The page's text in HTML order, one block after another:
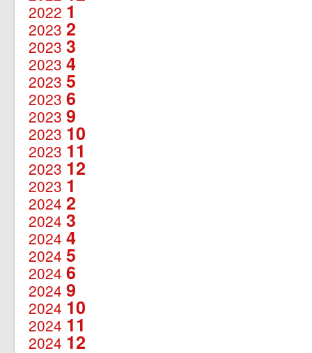
2022 1
2023 2
2023 3
2023 4
2023 5
2023 6
2023 9
2023 10
2023 11
2023 12
2023 1
2024 2
2024 3
2024 4
2024 5
2024 6
2024 9
2024 10
2024 11
2024 12